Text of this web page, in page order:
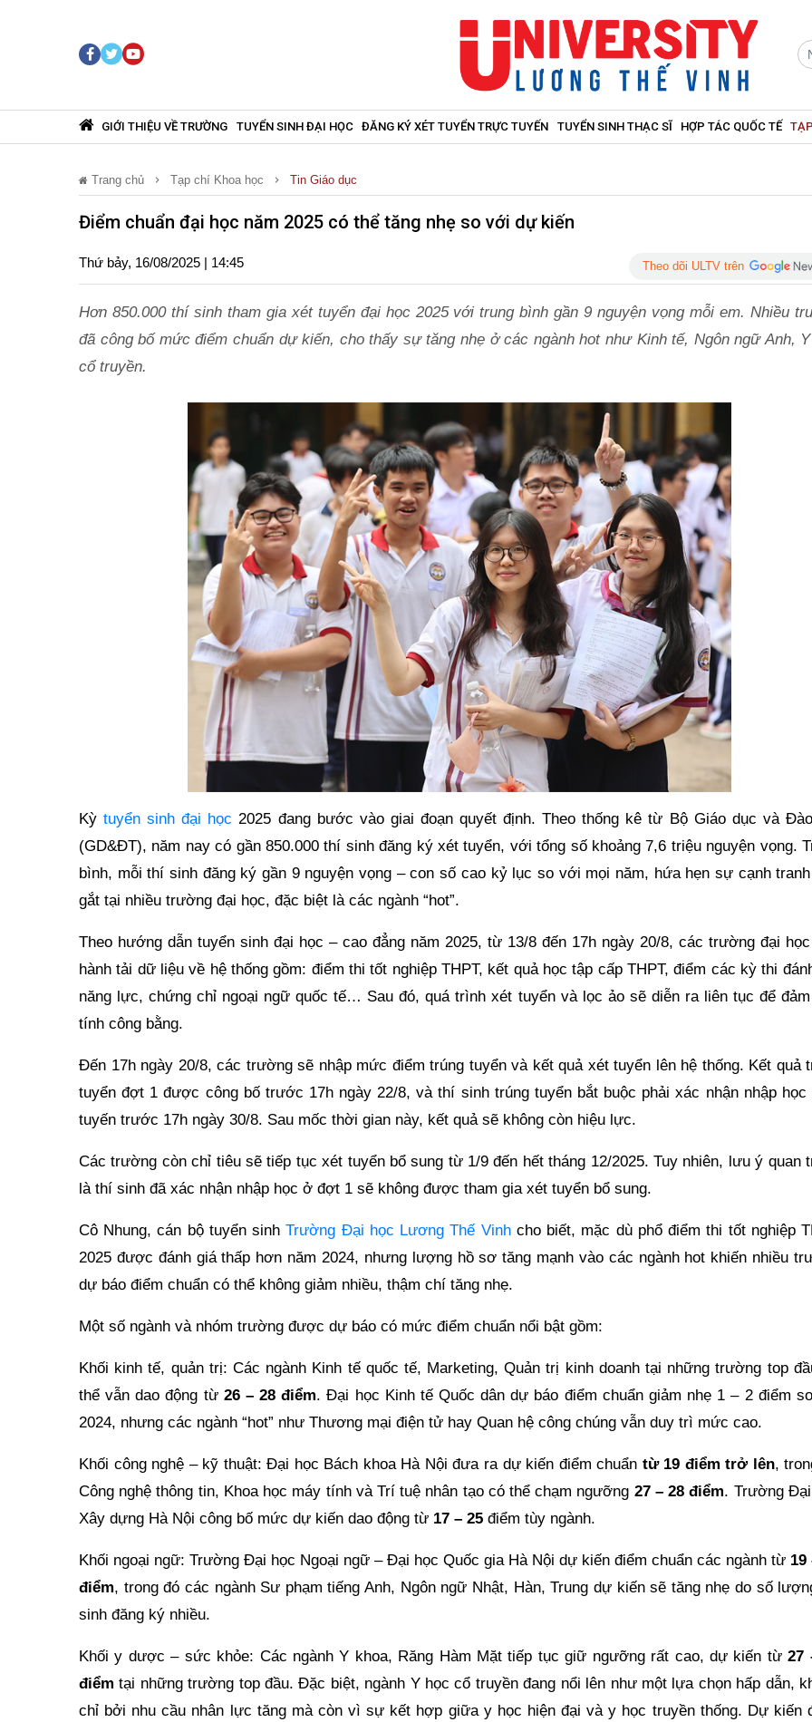
GIỚI THIỆU VỀ TRƯỜNG TUYỂN SINH ĐẠI HỌC ĐĂNG KÝ XÉT TUYỂN TRỰC TUYẾN TUYỂN SINH THẠC SĨ HỢP TÁC QUỐC TẾ
Trang chủ Tạp chí Khoa học Tin Giáo dục
Điểm chuẩn đại học năm 2025 có thể tăng nhẹ so với dự kiến
Thứ bảy, 16/08/2025 | 14:45 Theo dõi ULTV trên
Hơn 850.000 thí sinh tham gia xét tuyển đại học 2025 với trung bình gần 9 nguyện vọng mỗi em. Nhiều
đã công bố mức điểm chuẩn dự kiến, cho thấy sự tăng nhẹ ở các ngành hot như Kinh tế, Ngôn ngữ Anh,
cổ truyền.
Kỳtuyển sinh đại học 2025 đang bước vào giai đoạn quyết định. Theo thống kê từ Bộ Giáo dục và
(GD&ĐT), năm nay có gần 850.000 thí sinh đăng ký xét tuyển, với tổng số khoảng 7,6 triệu nguyện vọng.
bình, mỗi thí sinh đăng ký gần 9 nguyện vọng – con số cao kỷ lục so với mọi năm, hứa hẹn sự cạnh
gắt tại nhiều trường đại học, đặc biệt là các ngành “hot”.
Theo hướng dẫn tuyển sinh đại học – cao đẳng năm 2025, từ 13/8 đến 17h ngày 20/8, các trường đại
hành tải dữ liệu về hệ thống gồm: điểm thi tốt nghiệp THPT, kết quả học tập cấp THPT, điểm các kỳ thi
năng lực, chứng chỉ ngoại ngữ quốc tế… Sau đó, quá trình xét tuyển và lọc ảo sẽ diễn ra liên tục để
tính công bằng.
Đến 17h ngày 20/8, các trường sẽ nhập mức điểm trúng tuyển và kết quả xét tuyển lên hệ thống. Kết quả
tuyển đợt 1 được công bố trước 17h ngày 22/8, và thí sinh trúng tuyển bắt buộc phải xác nhận nhập
tuyến trước 17h ngày 30/8. Sau mốc thời gian này, kết quả sẽ không còn hiệu lực.
Các trường còn chỉ tiêu sẽ tiếp tục xét tuyển bổ sung từ 1/9 đến hết tháng 12/2025. Tuy nhiên, lưu ý quan
là thí sinh đã xác nhận nhập học ở đợt 1 sẽ không được tham gia xét tuyển bổ sung.
Cô Nhung, cán bộ tuyển sinhTrường Đại học Lương Thế Vinhcho biết, mặc dù phổ điểm thi tốt nghiệp
2025 được đánh giá thấp hơn năm 2024, nhưng lượng hồ sơ tăng mạnh vào các ngành hot khiến nhiều
dự báo điểm chuẩn có thể không giảm nhiều, thậm chí tăng nhẹ.
Một số ngành và nhóm trường được dự báo có mức điểm chuẩn nổi bật gồm:
Khối kinh tế, quản trị: Các ngành Kinh tế quốc tế, Marketing, Quản trị kinh doanh tại những trường top
thể vẫn dao động từ 26 – 28 điểm. Đại học Kinh tế Quốc dân dự báo điểm chuẩn giảm nhẹ 1 – 2 điểm
2024, nhưng các ngành “hot” như Thương mại điện tử hay Quan hệ công chúng vẫn duy trì mức cao.
Khối công nghệ – kỹ thuật: Đại học Bách khoa Hà Nội đưa ra dự kiến điểm chuẩn từ 19 điểm trở lên,
Công nghệ thông tin, Khoa học máy tính và Trí tuệ nhân tạo có thể chạm ngưỡng 27 – 28 điểm. Trường
Xây dựng Hà Nội công bố mức dự kiến dao động từ 17 – 25 điểm tùy ngành.
Khối ngoại ngữ: Trường Đại học Ngoại ngữ – Đại học Quốc gia Hà Nội dự kiến điểm chuẩn các ngành từ 19
điểm, trong đó các ngành Sư phạm tiếng Anh, Ngôn ngữ Nhật, Hàn, Trung dự kiến sẽ tăng nhẹ do số
sinh đăng ký nhiều.
Khối y dược – sức khỏe: Các ngành Y khoa, Răng Hàm Mặt tiếp tục giữ ngưỡng rất cao, dự kiến từ27
điểm tại những trường top đầu. Đặc biệt, ngành Y học cổ truyền đang nổi lên như một lựa chọn hấp dẫn,
chỉ bởi nhu cầu nhân lực tăng mà còn vì sự kết hợp giữa y học hiện đại và y học truyền thống. Dự kiến